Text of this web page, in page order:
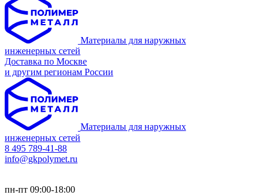
Материалы для наружных
инженерных сетей
Доставка по Москве
и другим регионам России
Материалы для наружных
инженерных сетей
8 495 789-41-88
info@gkpolymet.ru
пн-пт 09:00-18:00